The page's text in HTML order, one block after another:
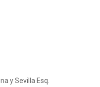
y Sevilla Esq.